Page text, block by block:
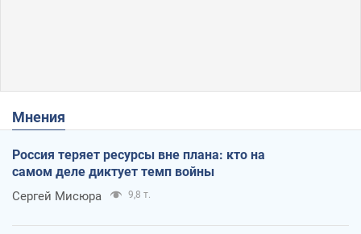
Мнения
Россия теряет ресурсы вне плана: кто на
самом деле диктует темп войны
Сергей Мисюра 9,8 т.